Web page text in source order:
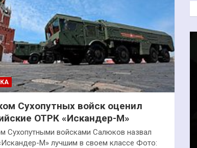
Сухопутных войск оценил
ОТРК «Искандер-М»
Сухопутными войсками Салюков назвал
М» лучшим в своем классе Фото: